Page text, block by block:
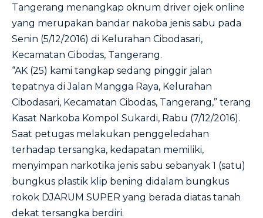
Tangerang menangkap oknum driver ojek online
yang merupakan bandar nakoba jenis sabu pada
Senin (5/12/2016) di Kelurahan Cibodasari,
Kecamatan Cibodas, Tangerang.
“AK (25) kami tangkap sedang pinggir jalan
tepatnya di Jalan Mangga Raya, Kelurahan
Cibodasari, Kecamatan Cibodas, Tangerang,” terang
Kasat Narkoba Kompol Sukardi, Rabu (7/12/2016).
Saat petugas melakukan penggeledahan
terhadap tersangka, kedapatan memiliki,
menyimpan narkotika jenis sabu sebanyak 1 (satu)
bungkus plastik klip bening didalam bungkus
rokok DJARUM SUPER yang berada diatas tanah
dekat tersangka berdiri.